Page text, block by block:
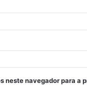
neste navegador para a